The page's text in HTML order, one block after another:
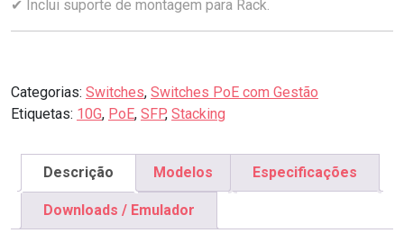
✔ Inclui suporte de montagem para Rack.
Categorias: Switches, Switches PoE com Gestão
Etiquetas: 10G, PoE, SFP, Stacking
Descrição Modelos Especificações
Downloads / Emulador